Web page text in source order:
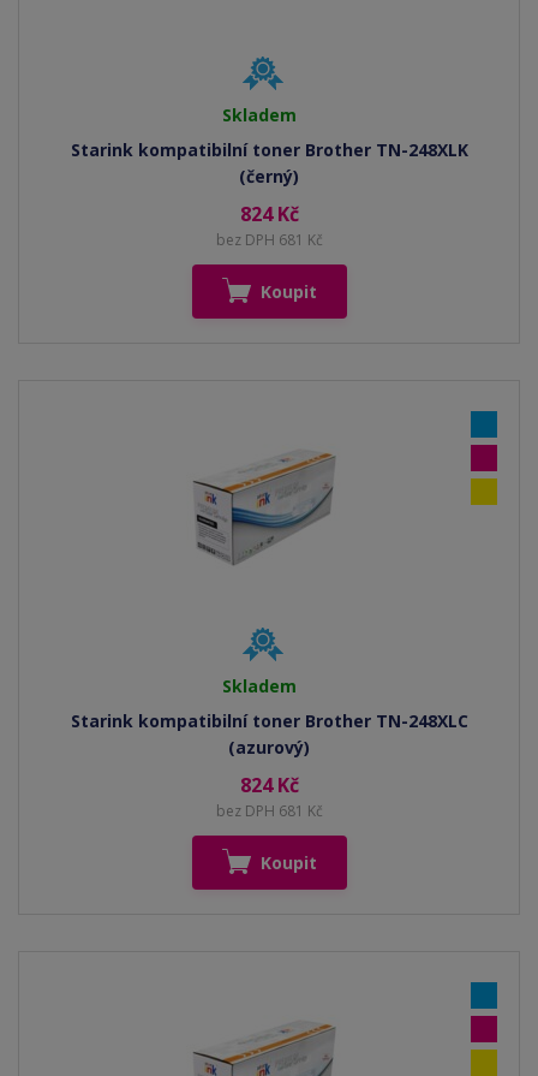
Skladem
Starink kompatibilní toner Brother TN-248XLK
(černý)
824 Kč
bez DPH 681 Kč
Koupit
Skladem
Starink kompatibilní toner Brother TN-248XLC
(azurový)
824 Kč
bez DPH 681 Kč
Koupit